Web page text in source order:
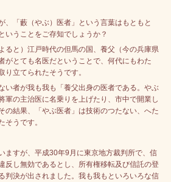
「藪（やぶ）医者」という言葉はもともと
いうことをご存知でしょうか？
ると）江戸時代の但馬の国、養父（今の兵庫県
がとても名医だということで、何代にもわた
り立てられたそうです。
い者が我も我も「養父出身の医者である。やぶ
軍の主治医に名乗りを上げたり、市中で開業し
の結果、「やぶ医者」は技術のつたない、へた
そうです。
ますが、平成30年9月に東京地方裁判所で、信
反し無効であるとし、所有権移転及び信託の登
判決が出されました。我も我もといろいろな信